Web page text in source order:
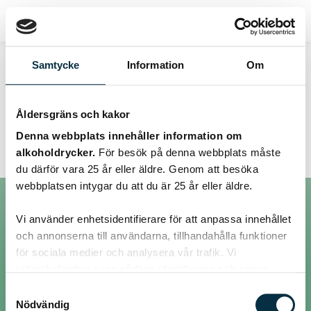
Samtycke Information Om
Åldersgräns och kakor
Denna webbplats innehåller information om
alkoholdrycker. För besök på denna webbplats måste
du därför vara 25 år eller äldre. Genom att besöka
webbplatsen intygar du att du är 25 år eller äldre.
Vi använder enhetsidentifierare för att anpassa innehållet
och annonserna till användarna, tillhandahålla funktioner
för sociala medier och analysera vår trafik. Vi
annons- och analysföretag som vi samarbetar med.
Nödvändig
Smileysar…
Inlägg